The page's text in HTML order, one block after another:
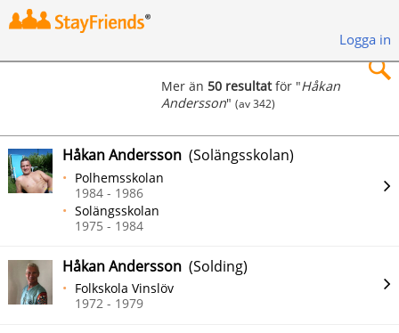
Logga in
Sök
Mer än 50 resultatför "Håkan
Andersson"(av 342)
Håkan Andersson (Solängsskolan)
Polhemsskolan
1984 - 1986
Solängsskolan
1975 - 1984
Håkan Andersson (Solding)
Folkskola Vinslöv
1972 - 1979